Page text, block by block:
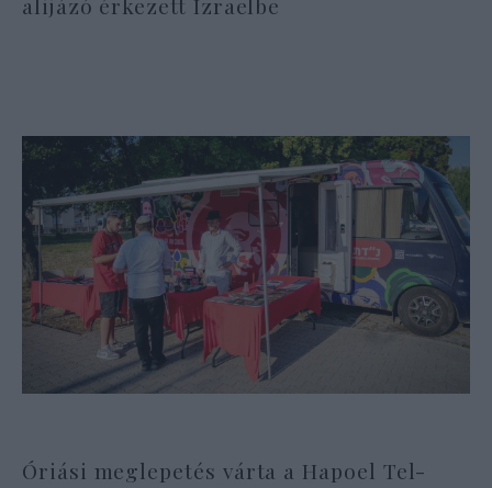
Óriási meglepetés várta a Hapoel Tel-